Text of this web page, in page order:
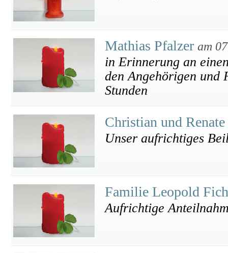
Mathias Pfalzer am
in Erinnerung an
den Angehörigen und
Stunden
Christian und
Unser aufrichtiges
Familie Leopold
Aufrichtige